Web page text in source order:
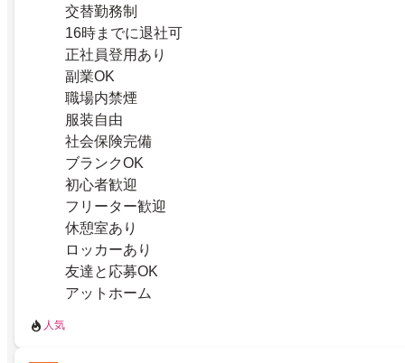
交替勤務制
16時までに退社可
正社員登用あり
副業OK
職場内禁煙
服装自由
社会保険完備
ブランクOK
初心者歓迎
フリーター歓迎
休憩室あり
ロッカーあり
友達と応募OK
アットホーム
人気